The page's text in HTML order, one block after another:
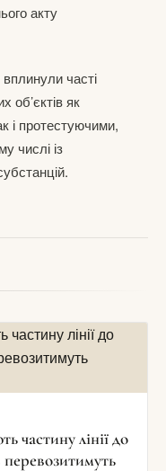
акту
часті
об’єктів як
і протестуючими,
числі із
частину лінії до